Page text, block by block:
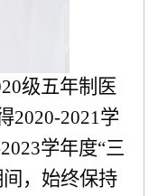
级五年制医
2020-2021学
学年度“三
，始终保持